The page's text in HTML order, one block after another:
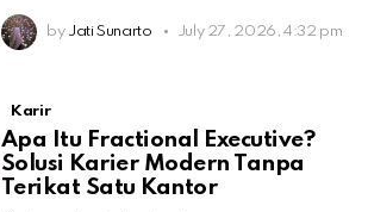
by Jati Sunarto July 27, 2026, 4:32 pm
Karir
Apa Itu Fractional Executive?
Solusi Karier Modern Tanpa
Terikat Satu Kantor